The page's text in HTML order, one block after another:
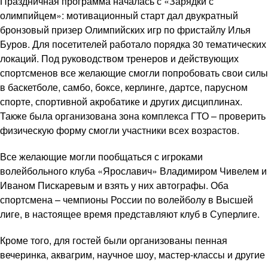
олимпийцем»: мотивационный старт дал двукратный
бронзовый призер Олимпийских игр по фристайлу Илья
Буров. Для посетителей работало порядка 30 тематических
локаций. Под руководством тренеров и действующих
спортсменов все желающие смогли попробовать свои силы
в баскетболе, самбо, боксе, керлинге, дартсе, парусном
спорте, спортивной акробатике и других дисциплинах.
Также была организована зона комплекса ГТО – проверить
физическую форму смогли участники всех возрастов.
Все желающие могли пообщаться с игроками
волейбольного клуба «Ярославич» Владимиром Чивелем и
Иваном Пискаревым и взять у них автографы. Оба
спортсмена – чемпионы России по волейболу в Высшей
лиге, в настоящее время представляют клуб в Суперлиге.
Кроме того, для гостей были организованы пенная
вечеринка, аквагрим, научное шоу, мастер-классы и другие